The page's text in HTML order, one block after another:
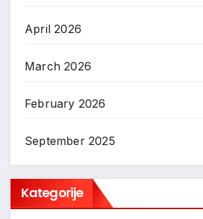
April 2026
March 2026
February 2026
September 2025
Kategorije